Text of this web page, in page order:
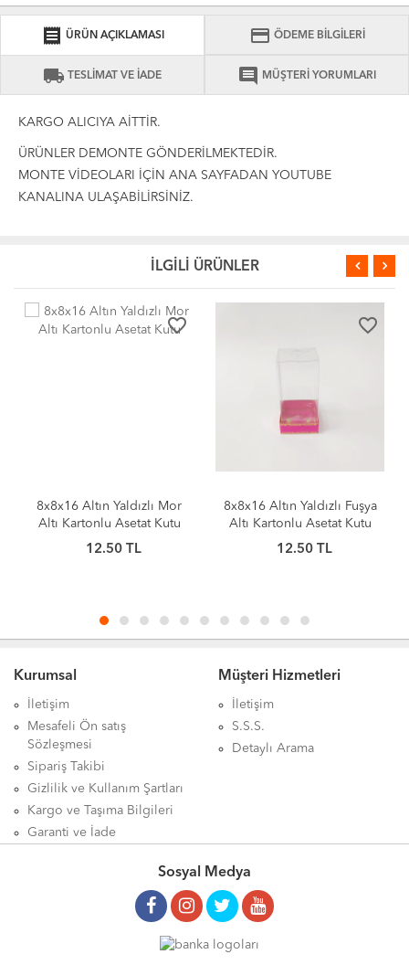
receipt ÜRÜN AÇIKLAMASI credit_card ÖDEME BİLGİLERİ
local_shipping TESLİMAT VE İADE comment MÜŞTERİ YORUMLARI
KARGO ALICIYA AİTTİR.
ÜRÜNLER DEMONTE GÖNDERİLMEKTEDİR.
MONTE VİDEOLARI İÇİN ANA SAYFADAN YOUTUBE
KANALINA ULAŞABİLİRSİNİZ.
İLGİLİ ÜRÜNLER
favorite_border
8x8x16 Altın Yaldızlı Mor
Altı Kartonlu Asetat Kutu
12.50 TL
favorite_border
8x8x16 Altın Yaldızlı Fuşya
Altı Kartonlu Asetat Kutu
12.50 TL
Kurumsal
İletişim
Mesafeli Ön satış
Sözleşmesi
Sipariş Takibi
Gizlilik ve Kullanım Şartları
Kargo ve Taşıma Bilgileri
Garanti ve İade
Müşteri Hizmetleri
İletişim
S.S.S.
Detaylı Arama
Sosyal Medya